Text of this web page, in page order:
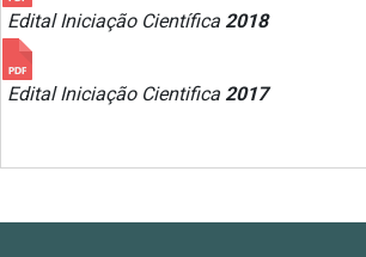
Edital Iniciação Científica 2018
Edital Iniciação Cientifica 2017